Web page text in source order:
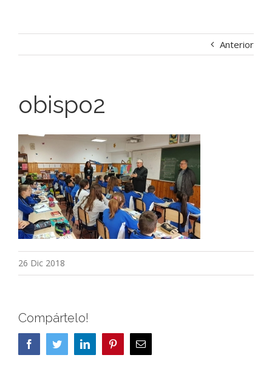
Anterior
obispo2
26 Dic 2018
Compártelo!
FacebookTwitterLinkedIn PinterestCorreo
electrónico